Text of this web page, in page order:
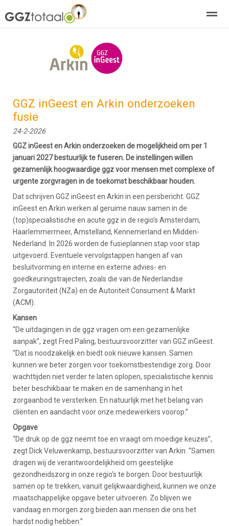
abonneren
GGZ inGeest en Arkin onderzoeken
fusie
24-2-2026
GGZ inGeest en Arkin onderzoeken de mogelijkheid om per 1
januari 2027 bestuurlijk te fuseren. De instellingen willen
gezamenlijk hoogwaardige ggz voor mensen met complexe of
urgente zorgvragen in de toekomst beschikbaar houden.
Dat schrijven GGZ inGeest en Arkin in een persbericht. GGZ
inGeest en Arkin werken al geruime nauw samen in de
(top)specialistische en acute ggz in de regio’s Amsterdam,
Haarlemmermeer, Amstelland, Kennemerland en Midden-
Nederland. In 2026 worden de fusieplannen stap voor stap
uitgevoerd. Eventuele vervolgstappen hangen af van
besluitvorming en interne en externe advies- en
goedkeuringstrajecten, zoals die van de Nederlandse
Zorgautoriteit (NZa) en de Autoriteit Consument & Markt
(ACM).
Kansen
“De uitdagingen in de ggz vragen om een gezamenlijke
aanpak”, zegt Fred Paling, bestuursvoorzitter van GGZ inGeest.
“Dat is noodzakelijk en biedt ook nieuwe kansen. Samen
kunnen we beter zorgen voor toekomstbestendige zorg. Door
wachttijden niet verder te laten oplopen, specialistische kennis
beter beschikbaar te maken en de samenhang in het
zorgaanbod te versterken. En natuurlijk met het belang van
cliënten en aandacht voor onze medewerkers voorop.”
Opgave
“De druk op de ggz neemt toe en vraagt om moedige keuzes”,
zegt Dick Veluwenkamp, bestuursvoorzitter van Arkin. “Samen
dragen wij de verantwoordelijkheid om geestelijke
gezondheidszorg in onze regio’s te borgen. Door bestuurlijk
samen op te trekken, vanuit gelijkwaardigheid, kunnen we onze
maatschappelijke opgave beter uitvoeren. Zo blijven we
vandaag en morgen zorg bieden aan mensen die ons het
hardst nodig hebben.”